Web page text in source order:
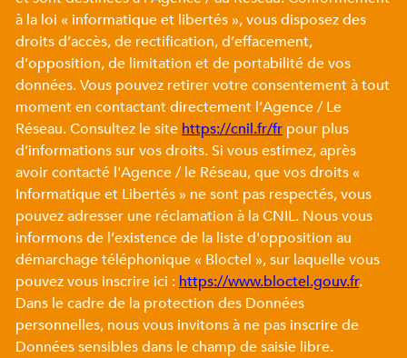
à la loi « informatique et libertés », vous disposez des
droits d’accès, de rectification, d’effacement,
d’opposition, de limitation et de portabilité de vos
données. Vous pouvez retirer votre consentement à tout
moment en contactant directement l’Agence / Le
Réseau. Consultez le site https://cnil.fr/fr pour plus
d’informations sur vos droits. Si vous estimez, après
avoir contacté l'Agence / le Réseau, que vos droits «
Informatique et Libertés » ne sont pas respectés, vous
pouvez adresser une réclamation à la CNIL. Nous vous
informons de l’existence de la liste d'opposition au
démarchage téléphonique « Bloctel », sur laquelle vous
pouvez vous inscrire ici : https://www.bloctel.gouv.fr.
Dans le cadre de la protection des Données
personnelles, nous vous invitons à ne pas inscrire de
Données sensibles dans le champ de saisie libre.